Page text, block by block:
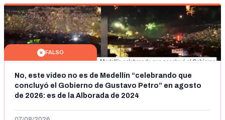
FALSO
No, este vídeo no es de Medellín “celebrando que
concluyó el Gobierno de Gustavo Petro” en agosto
de 2026: es de la Alborada de 2024